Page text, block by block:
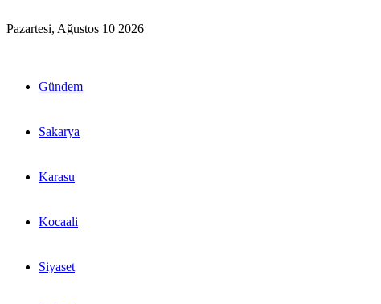
Pazartesi, Ağustos 10 2026
Gündem
Sakarya
Karasu
Kocaali
Siyaset